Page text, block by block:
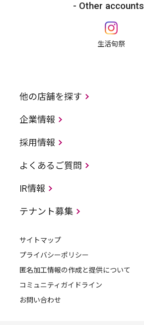
Other accounts
生活旬祭
他の店舗を探す
企業情報
採用情報
よくあるご質問
IR情報
テナント募集
サイトマップ
プライバシーポリシー
匿名加工情報の作成と提供について
コミュニティガイドライン
お問い合わせ